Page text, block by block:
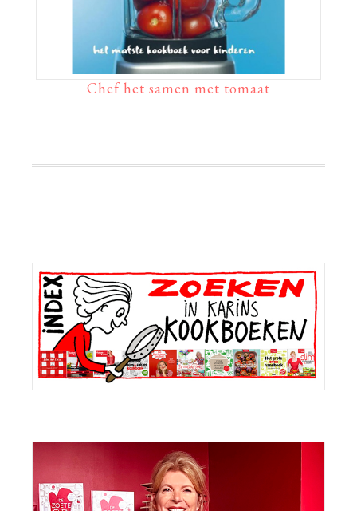
Chef het samen met tomaat
Primaire
Sidebar